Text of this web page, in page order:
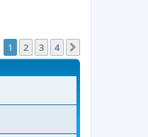
1 2 3 4